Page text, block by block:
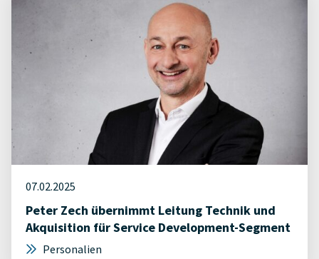
07.02.2025
Peter Zech übernimmt Leitung Technik und
Akquisition für Service Development-Segment
Personalien